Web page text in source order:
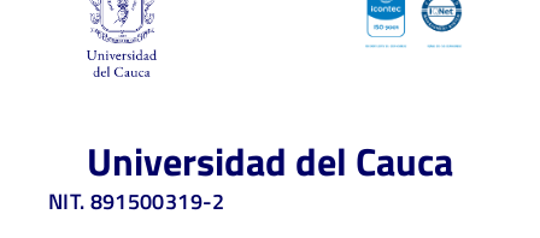
Universidad del Cauca
NIT. 891500319-2